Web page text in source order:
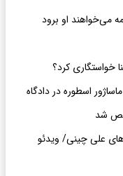
می‌خواهند او برود
خواستگاری کرد؟
اسطوره در دادگاه
شد
علی چینی/ ویدئو